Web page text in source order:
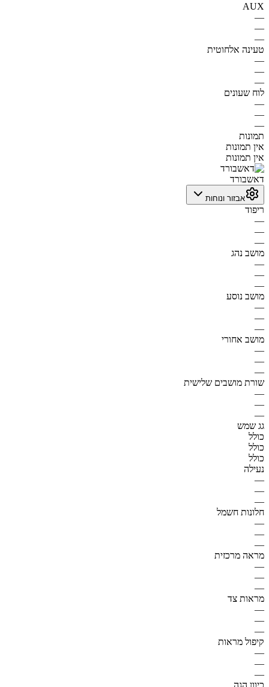
AUX
—
—
—
טעינה אלחוטית
—
—
—
לוח שעונים
—
—
—
תמונות
אין תמונות
אין תמונות
דאשבורד
אבזור ונוחות
ריפוד
—
—
—
מושב נהג
—
—
—
מושב נוסע
—
—
—
מושב אחורי
—
—
—
שורת מושבים שלישית
—
—
—
גג שמש
כולל
כולל
כולל
נעילה
—
—
—
חלונות חשמל
—
—
—
מראה מרכזית
—
—
—
מראות צד
—
—
—
קיפול מראות
—
—
—
כיוון הגה